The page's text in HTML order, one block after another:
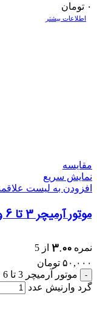
۰ تومان
اطلاعات بیشتر
مقایسه
نمایش سریع
افزودن به لیست
نمره 3.00 از 5
۵۰,۰۰۰ تومان
گرد وارنیش عدد